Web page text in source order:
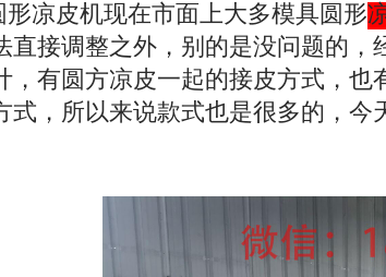
凉皮机现在市面上大多模具圆形
直接调整之外，别的是没问题的
，有圆方凉皮一起的接皮方式，
式，所以来说款式也是很多的，